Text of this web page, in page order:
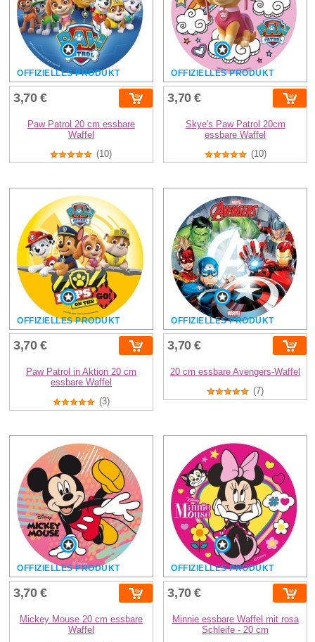
OFFIZIELLES PRODUKT
3,70 €
Paw Patrol 20 cm essbare
Waffel
(10)
OFFIZIELLES PRODUKT
3,70 €
Skye's Paw Patrol 20cm
essbare Waffel
(10)
OFFIZIELLES PRODUKT
3,70 €
Paw Patrol in Aktion 20 cm
essbare Waffel
(3)
OFFIZIELLES PRODUKT
3,70 €
20 cm essbare Avengers-Waffel
(7)
OFFIZIELLES PRODUKT
3,70 €
Mickey Mouse 20 cm essbare
Waffel
OFFIZIELLES PRODUKT
3,70 €
Minnie essbare Waffel mit rosa
Schleife - 20 cm